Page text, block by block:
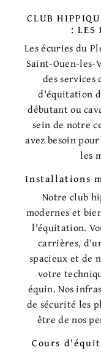
CLUB
: LES
Les écuries du
Saint-Ouen-
des services
d'équitation
débutant ou
sein de notre
avez besoin
les
Installations
Notre club
modernes et
l'équitation.
carrières,
spacieux et de
votre
équin. Nos
de sécurité les
être de nos
Cours